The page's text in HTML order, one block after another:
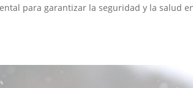
para garantizar la seguridad y la salud